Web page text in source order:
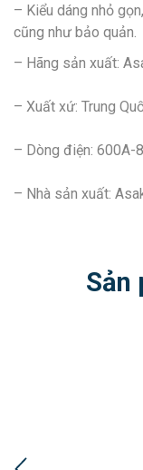
– Kiểu dáng nhỏ
cũng như bảo quản.
– Hãng sản xuất:
– Xuất xứ: Trung
– Dòng điện: 600A-
– Nhà sản xuất:
Sản